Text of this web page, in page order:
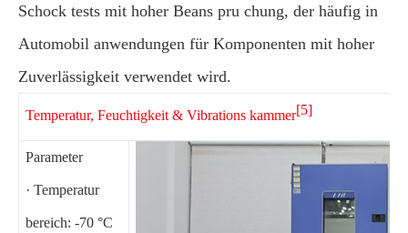
Schock tests mit hoher Beans pru chung, der häufig in
Automobil anwendungen für Komponenten mit hoher
Zuverlässigkeit verwendet wird.
Temperatur, Feuchtigkeit & Vibrations kammer[5]
Parameter
· Temperatur
bereich: -70 °C